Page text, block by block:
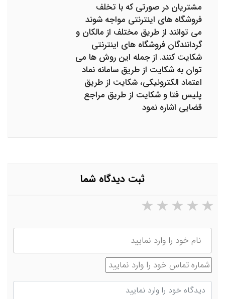
مشتریان در صورتی که با تخلف
فروشگاه های اینترنتی مواجه شوند
می توانند از طریق مختلف از مالکان و
گردانندگان فروشگاه های اینترنتی
شکایت کنند. از جمله این روش ها می
توان به شکایت از طریق سامانه نماد
اعتماد الکترونیکی، شکایت از طریق
پلیس فتا و شکایت از طریق مراجع
قضایی اشاره نمود
ثبت دیدگاه شما
۵ ستاره از ۵ ۴ ستاره از ۵ ۳ ستاره از ۵ ۲ ستاره از ۵
نام
شماره تماس
دیدگاه